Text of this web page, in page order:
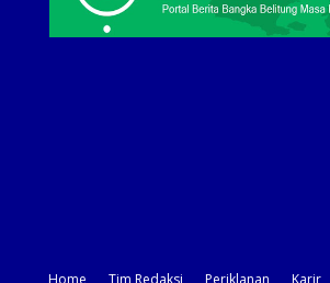
Home Tim Redaksi Periklanan Karir